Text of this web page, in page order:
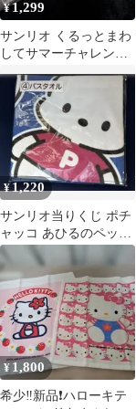
¥1,299
サンリオ くるっとまわ
してサマーチャレンジ
¥ 1,220
サンリオ当りくじ ポチ
ャッコ あひるのペック
ル 当りくじ④バスタオ
ル
¥ 1,800
希少‼️新品❗ハローキテ